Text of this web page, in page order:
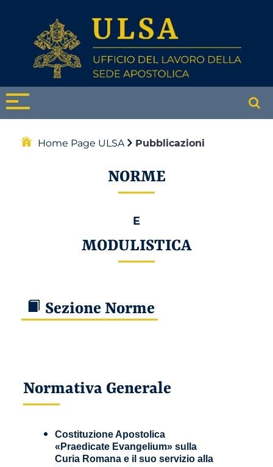
Home Page ULSA Pubblicazioni
NORME
E
MODULISTICA
Sezione Norme
Normativa Generale
Costituzione Apostolica
«Praedicate Evangelium» sulla
Curia Romana e il suo servizio alla